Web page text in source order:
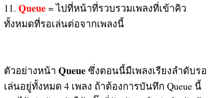
11. Queue=ไปที่หน้าที่รวบรวมเพลงที่เข้าคิว
ทั้งหมดที่รอเล่นต่อจากเพลงนี้
ตัวอย่างหน้า Queueซึ่งตอนนี้มีเพลงเรียงลำดับรอ
เล่นอยู่ทั้งหมด 4 เพลง ถ้าต้องการบันทึก Queue นี้